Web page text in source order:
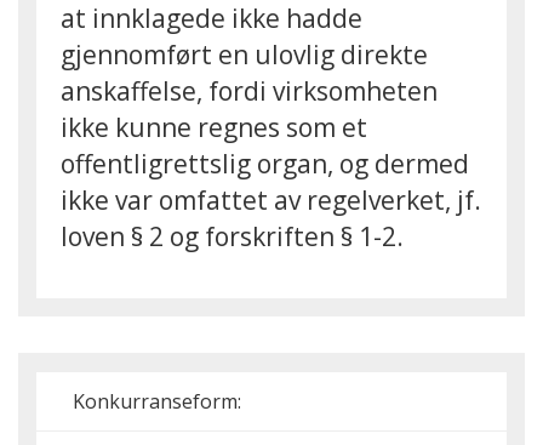
at innklagede ikke hadde
gjennomført en ulovlig direkte
anskaffelse, fordi virksomheten
ikke kunne regnes som et
offentligrettslig organ, og dermed
ikke var omfattet av regelverket, jf.
loven § 2 og forskriften § 1-2.
Konkurranseform: